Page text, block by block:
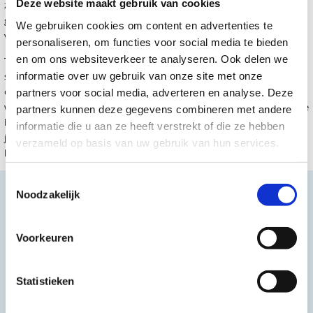
Deze website maakt gebruik van cookies
We gebruiken cookies om content en advertenties te
personaliseren, om functies voor social media te bieden
en om ons websiteverkeer te analyseren. Ook delen we
informatie over uw gebruik van onze site met onze
partners voor social media, adverteren en analyse. Deze
partners kunnen deze gegevens combineren met andere
informatie die u aan ze heeft verstrekt of die ze hebben
verzameld op basis van uw gebruik van hun services.
Noodzakelijk
Voorkeuren
Statistieken
zwelling te verminderen. Sporttape daarentegen wordt gebruikt om
gewrichten te stabiliseren en te ondersteunen bij sportblessures, zoals
verstuikingen.
Tape wordt meestal aangebracht door een fysiotherapeut of
sportmasseur, afhankelijk van het doel van de behandeling. Naast het
ondersteunen en stabiliseren van spieren en gewrichten, kan tape ook
worden gebruikt om de houding te verbeteren, pijn te verminderen en de
bewegingsuitslag te vergroten. Het is echter belangrijk om tape op de
juiste manier aan te brengen en te gebruiken om het gewenste effect te
bereiken en verdere blessures te voorkomen.
Kinesiotape
ondersteunen, waaronder kinesiotape, sporttape en Crosslinq tape.
Binnen ons assortiment kinesiotape zijn er verschillende uitvoeringen